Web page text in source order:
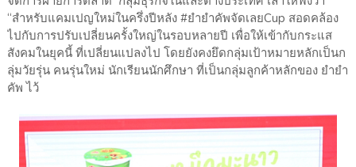
“สำหรับแคมเปญใหม่ในครึ่งปีหลัง #ยำยำคัพจัดเลยCup สอดคล้อง
ไปกับการปรับเปลี่ยนครั้งใหญ่ในรอบหลายปี เพื่อให้เข้ากับกระแส
สังคมในยุคนี้ ที่เปลี่ยนแปลงไป โดยยังคงยึดกลุ่มเป้าหมายหลักเป็นก
ลุ่มวัยรุ่น คนรุ่นใหม่ นักเรียนนักศึกษา ที่เป็นกลุ่มลูกค้าหลักของ ยำยำ
คัพ ไว้